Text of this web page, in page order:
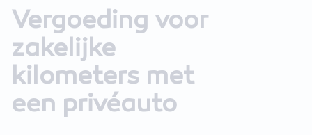
Vergoeding voor
zakelijke
kilometers met
een privéauto